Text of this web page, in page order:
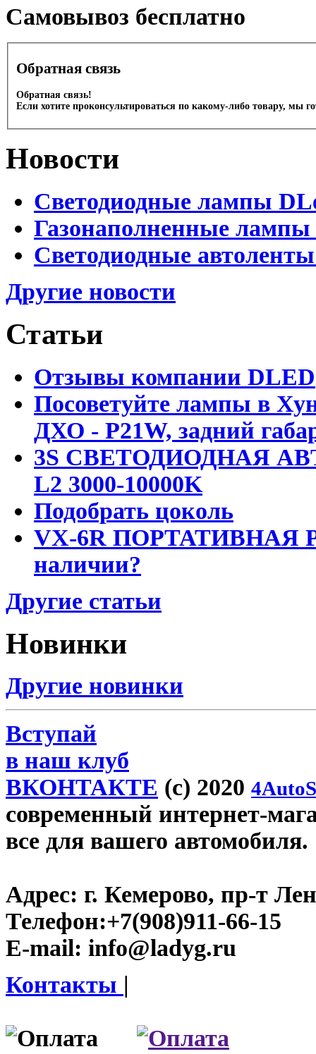
Cамовывоз бесплатно
Обратная связь
Обратная связь!
Если хотите проконсультироваться по какому-либо товару, мы
Новости
Светодиодные лампы
Газонаполненные
Светодиодные
Другие новости
Статьи
Отзывы компании DLED
Посоветуйте лампы в
ДХО - P21W, задний
3S СВЕТОДИОДНАЯ
L2 3000-10000K
Подобрать цоколь
VX-6R ПОРТАТИВНАЯ
наличии?
Другие статьи
Новинки
Другие новинки
Вступай
в наш клуб
ВКОНТАКТЕ (c) 2020
современный интернет-
все для вашего автомобиля.
Адрес: г. Кемерово, пр-т
Телефон:+7(908)911-66-15
E-mail: info@ladyg.ru
Контакты |